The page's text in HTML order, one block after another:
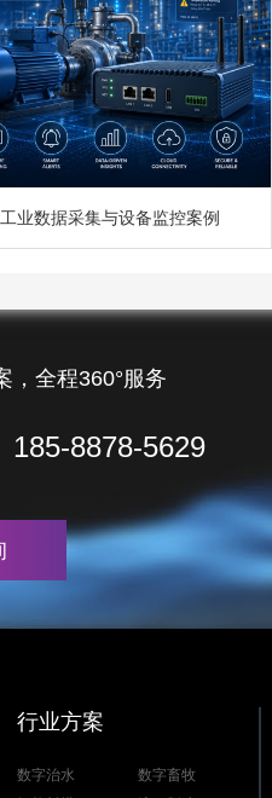
工业数据采集与设备监控案例
，全程360°服务
185-8878-5629
行业方案
数字治水
数字畜牧